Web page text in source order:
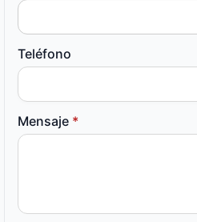
Teléfono
Mensaje *